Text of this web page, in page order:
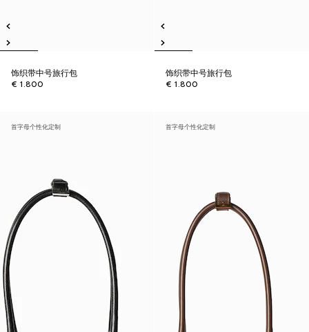
饰织带中号旅行包
€ 1.800
饰织带中号旅行包
€ 1.800
首字母个性化定制 首字母个性化定制